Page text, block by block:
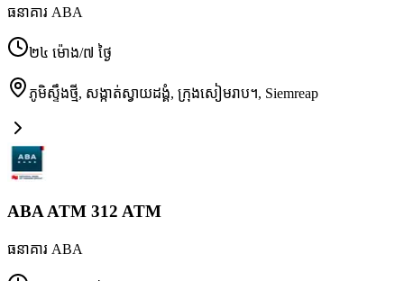
ធនាគារ ABA
២៤ ម៉ោង/៧ ថ្ងៃ
ភូមិស្ទឹងថ្មី, សង្កាត់ស្វាយដង្គំ, ក្រុងសៀមរាប។, Siemreap
ABA ATM 312 ATM
ធនាគារ ABA